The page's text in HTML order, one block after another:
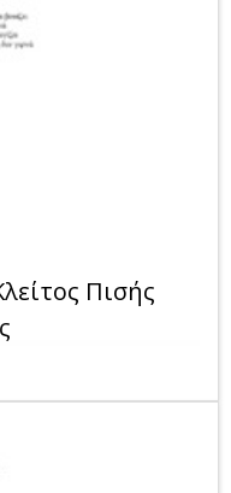
Πισής